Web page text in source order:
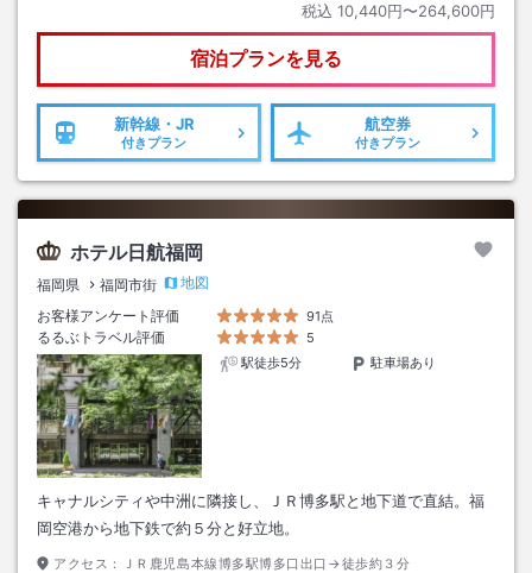
税込 10,440円〜264,600円
宿泊プランを見る
新幹線・JR
付きプラン
航空券
付きプラン
ホテル日航福岡
福岡県 福岡市街
地図
お客様アンケート評価
91点
るるぶトラベル評価
5
駅徒歩5分
駐車場あり
キャナルシティや中洲に隣接し、ＪＲ博多駅と地下道で直結。福
岡空港から地下鉄で約５分と好立地。
アクセス： ＪＲ鹿児島本線博多駅博多口出口→徒歩約３分